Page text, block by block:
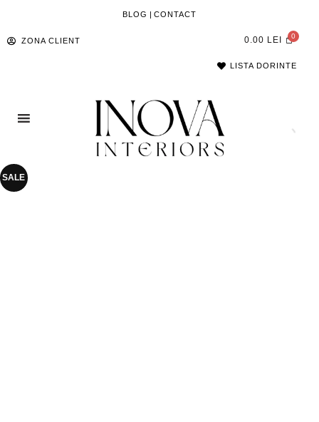
BLOG | CONTACT
ZONA CLIENT 0.00 LEI
LISTA DORINTE
SALE